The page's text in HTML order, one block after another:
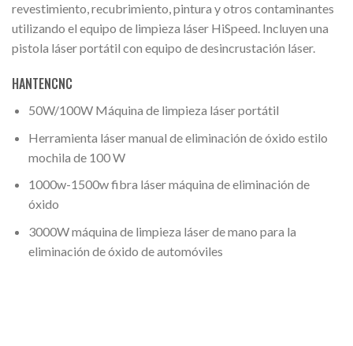
revestimiento, recubrimiento, pintura y otros contaminantes
utilizando el equipo de limpieza láser HiSpeed. Incluyen una
pistola láser portátil con equipo de desincrustación láser.
HANTENCNC
50W/100W Máquina de limpieza láser portátil
Herramienta láser manual de eliminación de óxido estilo
mochila de 100 W
1000w-1500w fibra láser máquina de eliminación de
óxido
3000W máquina de limpieza láser de mano para la
eliminación de óxido de automóviles